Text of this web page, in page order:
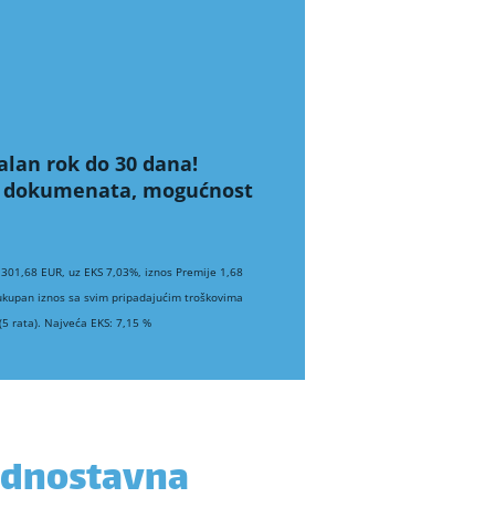
rok do 30 dana!
mogućnost
EUR, uz EKS 7,03%, iznos Premije 1,68
iznos sa svim pripadajućim troškovima
rata). Najveća EKS: 7,15 %